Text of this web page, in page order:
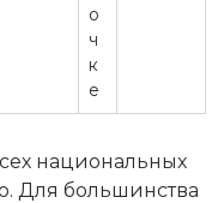
о
ч
к
е
национальных
Для большинства